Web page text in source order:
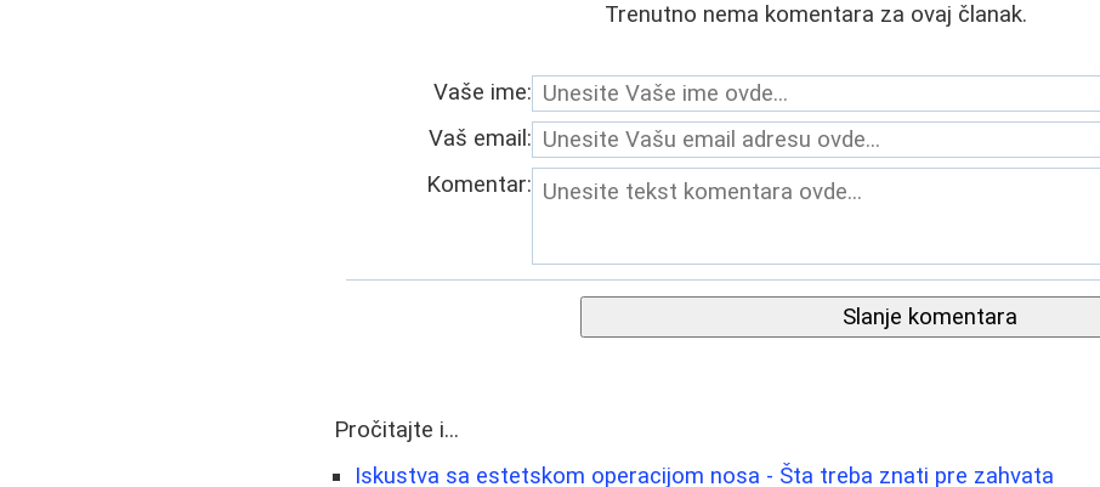
Trenutno nema komentara za ovaj članak.
Vaše ime:
Vaš email:
Komentar:
Slanje komentara
Pročitajte i...
Iskustva sa estetskom operacijom nosa - Šta treba znati pre zahvata